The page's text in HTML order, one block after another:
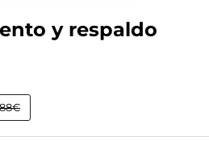
y respaldo